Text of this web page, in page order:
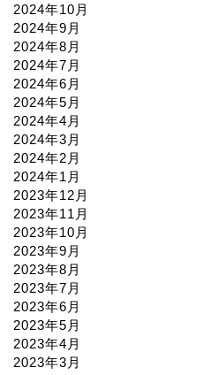
2024年10月
2024年9月
2024年8月
2024年7月
2024年6月
2024年5月
2024年4月
2024年3月
2024年2月
2024年1月
2023年12月
2023年11月
2023年10月
2023年9月
2023年8月
2023年7月
2023年6月
2023年5月
2023年4月
2023年3月